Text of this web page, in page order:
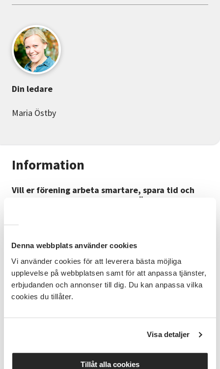
Denna webbplats använder cookies
Vi använder cookies för att leverera bästa möjliga
upplevelse på webbplatsen samt för att anpassa tjänster,
erbjudanden och annonser till dig. Du kan anpassa vilka
cookies du tillåter.
Visa detaljer
Tillåt alla cookies
Information
Vill er förening arbeta smartare, spara tid och
samtidigt utvecklas? Nu bjuder Örebro
inspirerande träff där vi utforskar hur AI-verktyg
föreningsarbetet.
Vi inleder med en introduktion till vad AI och
ChatGPT är, följt av konkreta exempel på hur det kan
användas i föreningsarbete. Sedan bli det tid för
verkstad där vi utforskar tillsammans. Tillfället
tidigare testat. Varmt välkommen!
Torsdag 3 september
Din ledare
Maria Östby